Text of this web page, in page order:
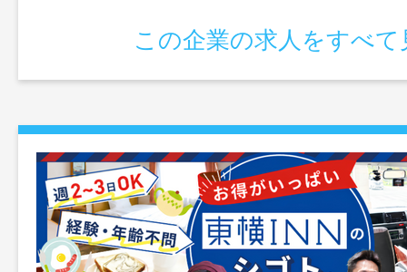
この企業の求人をすべて